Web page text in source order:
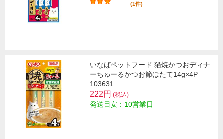
(1件)
いなばペットフード 猫焼かつおディナ
ーちゅーるかつお節ほたて14g×4P
103631
222円 (税込)
発送目安：10営業日